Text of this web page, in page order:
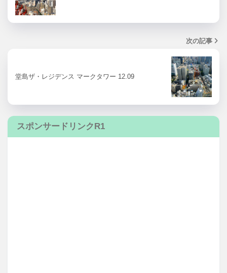
次の記事
堂島ザ・レジデンス マークタワー 12.09
スポンサードリンクR1